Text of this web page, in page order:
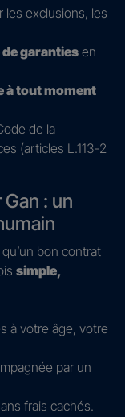
les exclusions, les
garantiesen
à tout moment
de la
(articles L.113-2
: un
bon contrat
simple,
à votre âge, votre
par un
frais cachés.